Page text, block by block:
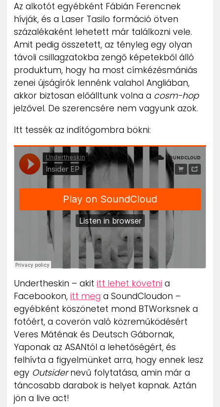
Az alkotót egyébként Fábián Ferencnek
hívják, és a Laser Tasilo formáció ötven
százalékaként lehetett már találkozni vele.
Amit pedig összetett, az tényleg egy olyan
távoli csillagzatokba zengő képetekből álló
produktum, hogy ha most címkézésmániás
zenei újságírók lennénk valahol Angliában,
akkor biztosan előálltunk volna a cosm-hop
jelzővel. De szerencsére nem vagyunk azok.
Itt tessék az indítógombra bökni:
Undertheskin – akit itt lehet követni a
Facebookon, itt meg a SoundCloudon –
egyébként köszönetet mond BTWorksnek a
fotóért, a coverön való közreműködésért
Veres Máténak és Deutsch Gábornak,
Yaponak az ASANtól a lehetőségért, és
felhívta a figyelmünket arra, hogy ennek lesz
egy Outsidernevű folytatása, amin már a
táncosabb darabok is helyet kapnak. Aztán
jön a live act!